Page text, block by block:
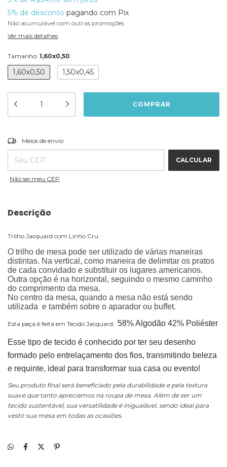
5% de desconto pagando com Pix
Não acumulável com outras promoções
Ver mais detalhes
Tamanho: 1,60x0,50
1,60x0,50 1,50x0,45
Entregas para o CEP:
Meios de envio
CALCULAR
Não sei meu CEP
Descrição
Trilho Jacquard com Linho Cru
O trilho de mesa pode ser utilizado de várias maneiras
distintas. Na vertical, como maneira de delimitar os pratos
de cada convidado e substituir os lugares americanos.
Outra opção é na horizontal, seguindo o mesmo caminho
do comprimento da mesa.
No centro da mesa, quando a mesa não está sendo
utilizada e também sobre o aparador ou buffet.
Esta peça é feita em Tecido Jacquard: 58% Algodão 42% Poliéster
Esse tipo de tecido é conhecido por ter seu desenho
formado pelo entrelaçamento dos fios, transmitindo beleza
e requinte, ideal para transformar sua casa ou evento!
Seu produto final será beneficiado pela durabilidade e pela textura
suave que tanto apreciamos na roupa de mesa. Além de ser um
tecido sustentável, sua versatilidade é inigualável, sendo ideal para
vestir sua mesa em todas as ocasiões.